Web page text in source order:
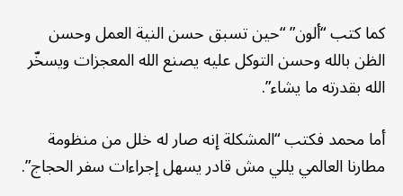
كما كتب “ألون” “حين تسبق حسن النية العمل وحسن
الظن بالله وحسن التوكل عليه يصنع الله المعجزات ويسخّر
الله بقدرته ما يشاء”.
أما محمد فكتب “المشكلة إنه صار له خلل من منظومة
مطارنا العالمي يللي مش قادر يسهل إجراءات سفر الحجاج”.